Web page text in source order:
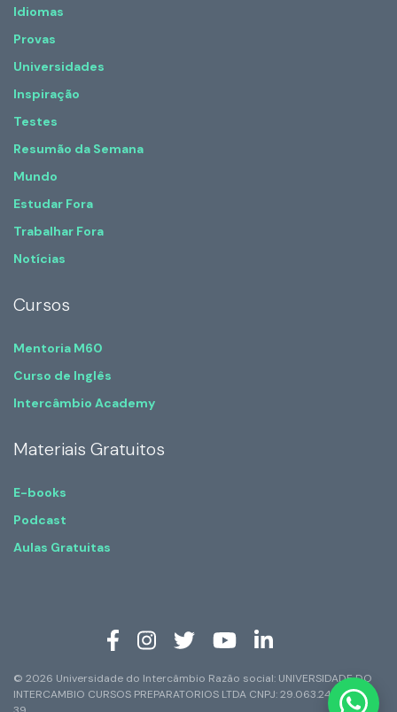
Idiomas
Provas
Universidades
Inspiração
Testes
Resumão da Semana
Mundo
Estudar Fora
Trabalhar Fora
Notícias
Cursos
Mentoria M60
Curso de Inglês
Intercâmbio Academy
Materiais Gratuitos
E-books
Podcast
Aulas Gratuitas
© 2026 Universidade do Intercâmbio Razão social: UNIVERSIDADE DO
INTERCAMBIO CURSOS PREPARATORIOS LTDA CNPJ: 29.063.247/0001-